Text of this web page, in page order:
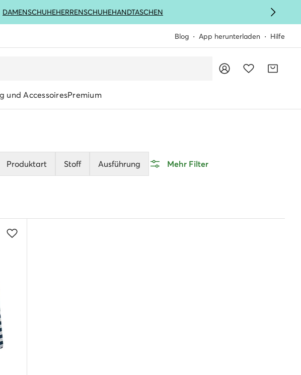
DAMENSCHUHEHERRENSCHUHEHANDTASCHEN
Blog App herunterladen Hilfe
und AccessoiresPremium
Produktart Stoff Ausführung Mehr Filter